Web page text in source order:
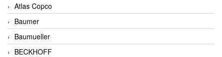
Atlas Copco
Baumer
Baumueller
BECKHOFF